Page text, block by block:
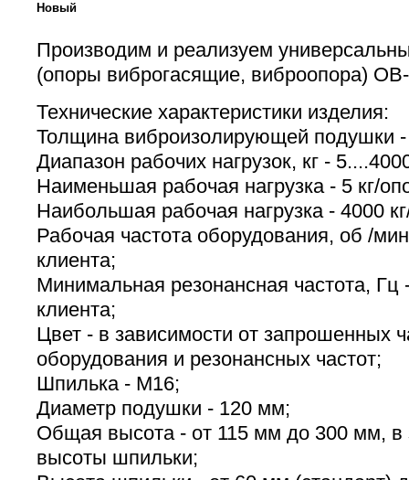
Новый
Производим и реализуем
(опоры виброгасящие, виброопора)
Технические характеристики изделия:
Толщина виброизолирующей подушки
Диапазон рабочих нагрузок, кг -
Наименьшая рабочая нагрузка - 5 кг/
Наибольшая рабочая нагрузка - 4000
Рабочая частота оборудования, об /
клиента;
Минимальная резонансная частота, Гц
клиента;
Цвет - в зависимости от запрошенных
оборудования и резонансных частот;
Шпилька - М16;
Диаметр подушки - 120 мм;
Общая высота - от 115 мм до 300 мм, в
высоты шпильки;